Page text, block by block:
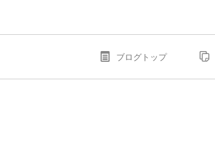
ブログトップ